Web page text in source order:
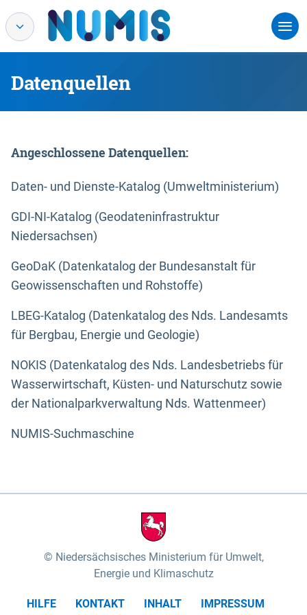
Datenquellen
Angeschlossene Datenquellen:
Daten- und Dienste-Katalog (Umweltministerium)
GDI-NI-Katalog (Geodateninfrastruktur
Niedersachsen)
GeoDaK (Datenkatalog der Bundesanstalt für
Geowissenschaften und Rohstoffe)
LBEG-Katalog (Datenkatalog des Nds. Landesamts
für Bergbau, Energie und Geologie)
NOKIS (Datenkatalog des Nds. Landesbetriebs für
Wasserwirtschaft, Küsten- und Naturschutz sowie
der Nationalparkverwaltung Nds. Wattenmeer)
NUMIS-Suchmaschine
Niedersächsisches Ministerium für Umwelt,
Energie und Klimaschutz
HILFE KONTAKT INHALT
IMPRESSUM